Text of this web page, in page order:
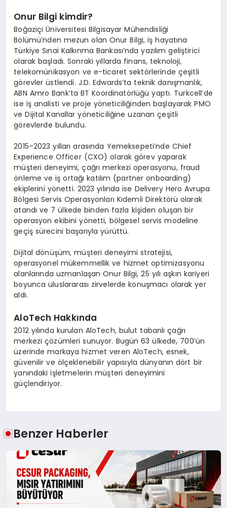
Onur Bilgi kimdir?
Boğaziçi Üniversitesi Bilgisayar Mühendisliği
Bölümü’nden mezun olan Onur Bilgi, iş hayatına
Türkiye Sınai Kalkınma Bankası’nda yazılım geliştirici
olarak başladı. Sonraki yıllarda finans, teknoloji,
telekomünikasyon ve e-ticaret sektörlerinde çeşitli
görevler üstlendi. J.D. Edwards’ta teknik danışmanlık,
ABN Amro Bank’ta BT Koordinatörlüğü yaptı. Turkcell’de
ise iş analisti ve proje yöneticiliğinden başlayarak PMO
ve Dijital Kanallar yöneticiliğine uzanan çeşitli
görevlerde bulundu.
2015–2023 yılları arasında Yemeksepeti’nde Chief
Experience Officer (CXO) olarak görev yaparak
müşteri deneyimi, çağrı merkezi operasyonu, fraud
önleme ve iş ortağı katılım (partner onboarding)
ekiplerini yönetti. 2023 yılında ise Delivery Hero Avrupa
Bölgesi Servis Operasyonları Kıdemli Direktörü olarak
atandı ve 7 ülkede binden fazla kişiden oluşan bir
operasyon ekibini yönetti, bölgesel servis modeline
geçiş sürecini başarıyla yürüttü.
Dijital dönüşüm, müşteri deneyimi stratejisi,
operasyonel mükemmellik ve hizmet optimizasyonu
alanlarında uzmanlaşan Onur Bilgi, 25 yılı aşkın kariyeri
boyunca uluslararası zirvelerde konuşmacı olarak yer
aldı.
AloTech Hakkında
2012 yılında kurulan AloTech, bulut tabanlı çağrı
merkezi çözümleri sunuyor. Bugün 63 ülkede, 700’ün
üzerinde markaya hizmet veren AloTech, esnek,
güvenilir ve ölçeklenebilir yapısıyla dünyanın dört bir
yanındaki işletmelerin müşteri deneyimini
güçlendiriyor.
Benzer Haberler